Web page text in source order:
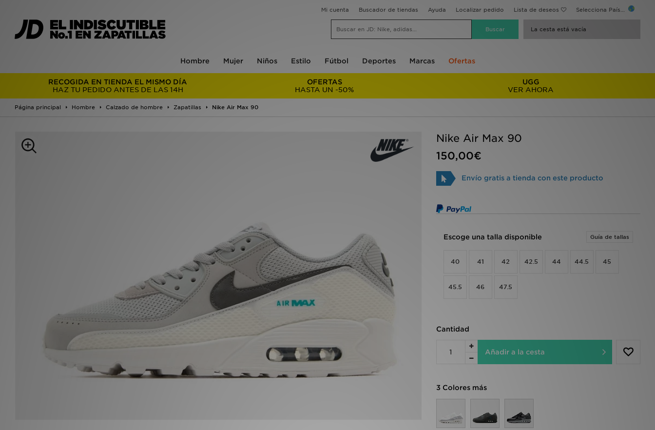
Mi cuenta Buscador de tiendas Ayuda Localizar pedido Lista de deseos Selecciona País...
La cesta está vacía
Hombre Mujer Niños Estilo Fútbol Deportes Marcas Ofertas
RECOGIDA EN TIENDA EL MISMO DÍA
HAZ TU PEDIDO ANTES DE LAS 14H
OFERTAS
HASTA UN -50%
UGG
VER AHORA
Página principal Hombre Calzado de hombre Zapatillas Nike Air Max 90
Nike Air Max 90
150,00€
Envío gratis a tienda con este producto
Escoge una talla disponible Guía de tallas
40 41 42 42.5 44 44.5 45
45.5 46 47.5
Cantidad
Añadir a la cesta
3 Colores más